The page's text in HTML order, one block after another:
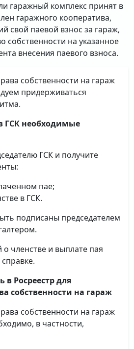
гаражный комплекс принят в
гаражного кооператива,
свой паевой взнос за гараж,
собственности на указанное
внесения паевого взноса.
собственности на гараж
придерживаться
ГСК необходимые
ГСК и получите
пае;
в ГСК.
подписаны председателем
о членстве и выплате пая
в Росреестр для
собственности на гараж
собственности на гараж
в частности,